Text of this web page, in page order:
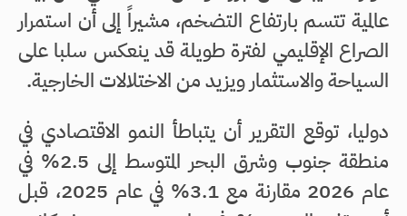
عالمية تتسم بارتفاع التضخم، مشيراً إلى أن استمرار
الصراع الإقليمي لفترة طويلة قد ينعكس سلبا على
السياحة والاستثمار ويزيد من الاختلالات الخارجية.
دوليا، توقع التقرير أن يتباطأ النمو الاقتصادي في
منطقة جنوب وشرق البحر المتوسط إلى 2.5% في
عام 2026 مقارنة مع 3.1% في عام 2025، قبل